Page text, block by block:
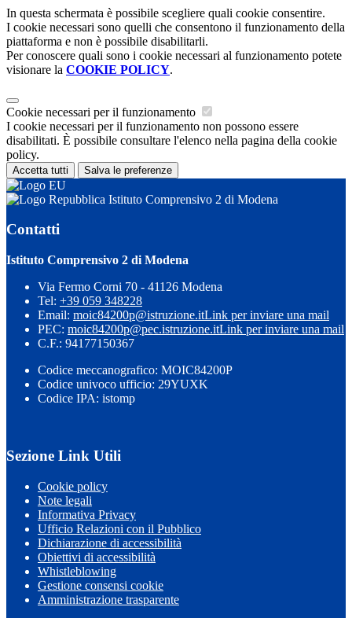
In questa schermata è possibile scegliere quali cookie consentire.
I cookie necessari sono quelli che consentono il funzionamento della
piattaforma e non è possibile disabilitarli.
Per conoscere quali sono i cookie necessari al funzionamento potete
visionare la COOKIE POLICY.
Cookie necessari per il funzionamento
I cookie necessari per il funzionamento non possono essere
disabilitati. È possibile consultare l'elenco nella pagina della cookie
policy.
Accetta tutti Salva le preferenze
Istituto Comprensivo 2 di Modena
Contatti
Istituto Comprensivo 2 di Modena
Via Fermo Corni 70 - 41126 Modena
Tel: +39 059 348228
Email: moic84200p@istruzione.itLink per inviare una mail
PEC: moic84200p@pec.istruzione.itLink per inviare una mail
C.F.: 94177150367
Codice meccanografico: MOIC84200P
Codice univoco ufficio: 29YUXK
Codice IPA: istomp
Sezione Link Utili
Cookie policy
Note legali
Informativa Privacy
Ufficio Relazioni con il Pubblico
Dichiarazione di accessibilità
Obiettivi di accessibilità
Whistleblowing
Gestione consensi cookie
Amministrazione trasparente